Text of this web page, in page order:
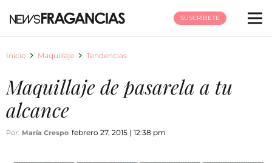
SUSCRÍBETE
Inicio Maquillaje Tendencias
Maquillaje de pasarela a tu
alcance
Por: María Crespo febrero 27, 2015 | 12:38 pm